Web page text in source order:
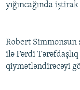
yığıncağında
Robert Simmonsun
ilə Fərdi
qiymətləndirəcəyi